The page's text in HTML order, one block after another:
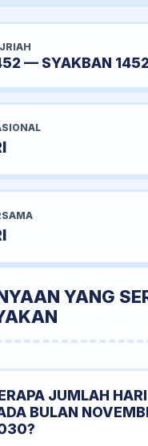
— SYAKBAN 1452
YANG
JUMLAH HARI
BULAN